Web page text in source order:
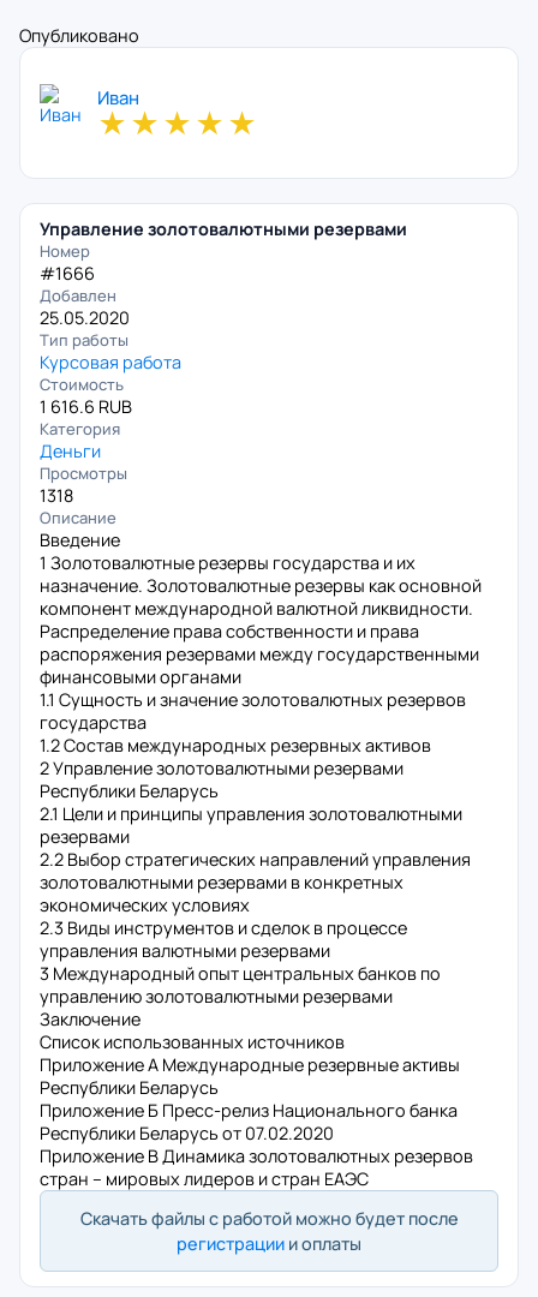
Опубликовано
Иван
★★★★★
Управление золотовалютными резервами
Номер
#1666
Добавлен
25.05.2020
Тип работы
Курсовая работа
Стоимость
1 616.6 RUB
Категория
Деньги
Просмотры
1318
Описание
Введение
1 Золотовалютные резервы государства и их
назначение. Золотовалютные резервы как основной
компонент международной валютной ликвидности.
Распределение права собственности и права
распоряжения резервами между государственными
финансовыми органами
1.1 Сущность и значение золотовалютных резервов
государства
1.2 Состав международных резервных активов
2 Управление золотовалютными резервами
Республики Беларусь
2.1 Цели и принципы управления золотовалютными
резервами
2.2 Выбор стратегических направлений управления
золотовалютными резервами в конкретных
экономических условиях
2.3 Виды инструментов и сделок в процессе
управления валютными резервами
3 Международный опыт центральных банков по
управлению золотовалютными резервами
Заключение
Список использованных источников
Приложение А Международные резервные активы
Республики Беларусь
Приложение Б Пресс-релиз Национального банка
Республики Беларусь от 07.02.2020
Приложение В Динамика золотовалютных резервов
стран – мировых лидеров и стран ЕАЭС
Скачать файлы с работой можно будет после
регистрации и оплаты